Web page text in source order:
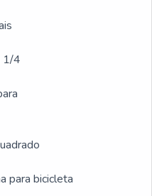
1/4
para bicicleta